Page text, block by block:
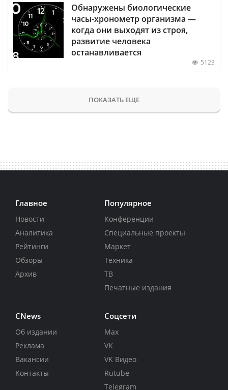
Обнаружены биологические
часы-хронометр организма —
когда они выходят из строя,
развитие человека
останавливается
5123
ПОКАЗАТЬ ЕЩЕ
Главное
Новости
Аналитика
Рейтинги
Обзоры
Архив
Популярное
Конференции
Специальные проекты
Маркет
Техника
ТВ
Печатные издания
CNews
Об издании
Реклама
Вакансии
Контакты
Соцсети
Max
VK
VK Видео
Rutube
Telegram